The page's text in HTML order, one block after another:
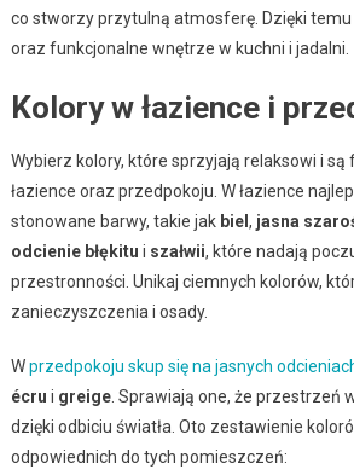
co stworzy przytulną atmosferę. Dzięki
oraz funkcjonalne wnętrze w kuchni i jadalni.
Kolory w łazience i
Wybierz kolory, które sprzyjają relaksowi i są
łazience oraz przedpokoju. W łazience
stonowane barwy, takie jak biel, jasna
odcienie błękitu i szałwii, które nadają
przestronności. Unikaj ciemnych kolorów,
zanieczyszczenia i osady.
Wprzedpokoju skup się na jasnych
écru i greige. Sprawiają one, że przestrzeń
dzięki odbiciu światła. Oto zestawienie
odpowiednich do tych pomieszczeń: